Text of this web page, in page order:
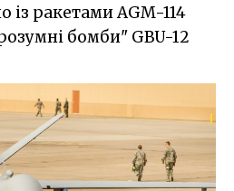
із ракетами AGM-114
бомби" GBU-12